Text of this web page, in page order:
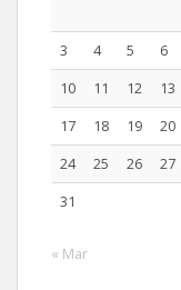
3
4 5 6
10
11 12 13
17
18 19 20
24
25 26 27
31
« Mar